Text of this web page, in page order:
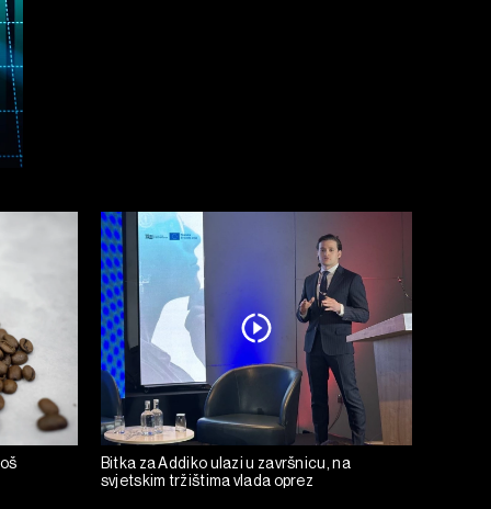
Bitka za Addiko ulazi u završnicu, na
svjetskim tržištima vlada oprez